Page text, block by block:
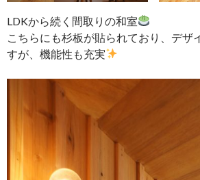
LDKから続く間取りの和室
こちらにも杉板が貼られており、デザ
すが、機能性も充実